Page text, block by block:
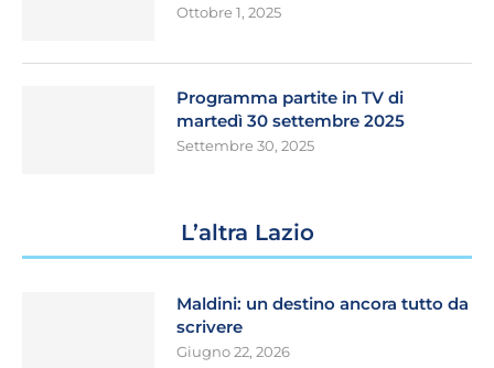
Ottobre 1, 2025
Programma partite in TV di
martedì 30 settembre 2025
Settembre 30, 2025
L’altra Lazio
Maldini: un destino ancora tutto da
scrivere
Giugno 22, 2026